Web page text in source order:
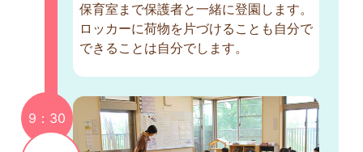
保育室まで保護者と一緒に登園します。
ロッカーに荷物を片づけることも自分で
できることは自分でします。
9：30